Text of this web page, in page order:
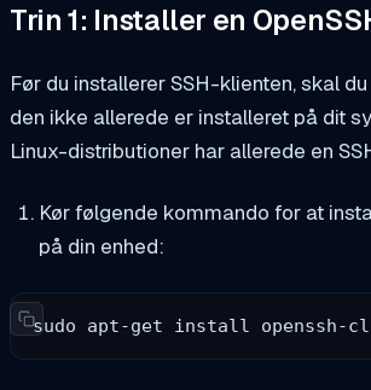
Trin 1: Installer en
Før du installerer SSH-klienten, skal
den ikke allerede er installeret på dit
Linux-distributioner har allerede en
Kør følgende kommando for at
på din enhed:
sudo apt-get install openssh-